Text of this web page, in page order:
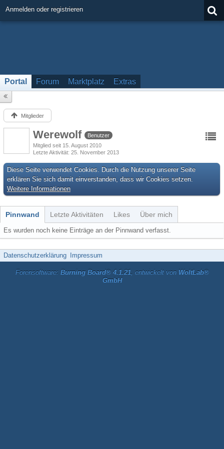
Anmelden oder registrieren
Portal Forum Marktplatz Extras
Mitglieder
Werewolf
Benutzer
Mitglied seit 15. August 2010
Letzte Aktivität 25. November 2013
Diese Seite verwendet Cookies. Durch die Nutzung unserer Seite
erklären Sie sich damit einverstanden, dass wir Cookies setzen.
Weitere Informationen
Pinnwand Letzte Aktivitäten Likes Über mich
Es wurden noch keine Einträge an der Pinnwand verfasst.
Datenschutzerklärung Impressum
Forensoftware: Burning Board® 4.1.21, entwickelt von WoltLab®
GmbH